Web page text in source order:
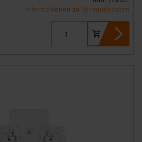
Informationen zu Versandkosten